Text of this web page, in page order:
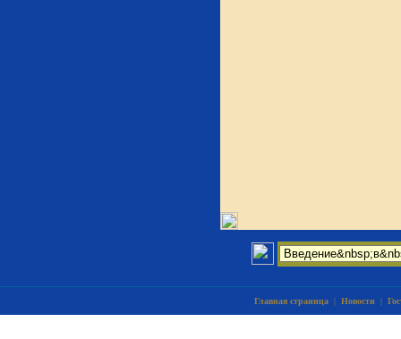
Главная страница| Новости|